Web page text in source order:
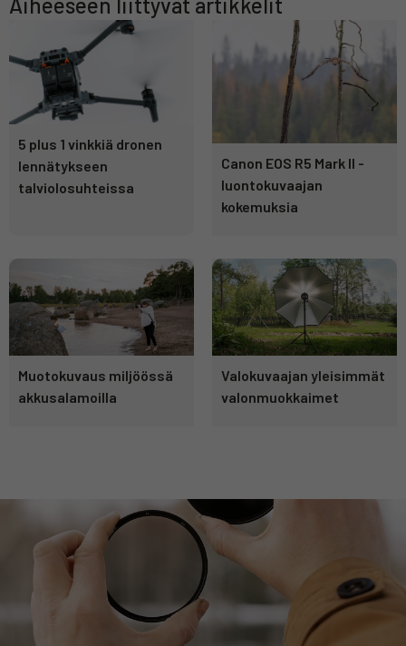
5 plus 1 vinkkiä dronen
lennätykseen
talviolosuhteissa
Canon EOS R5 Mark II -
luontokuvaajan
kokemuksia
Muotokuvaus miljöössä
akkusalamoilla
Valokuvaajan yleisimmät
valonmuokkaimet